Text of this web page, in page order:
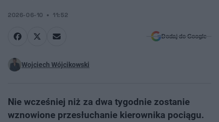
2026-06-10 11:52
Dodaj do Google
Wojciech Wójcikowski
Nie wcześniej niż za dwa tygodnie zostanie
wznowione przesłuchanie ​kierownika pociągu.